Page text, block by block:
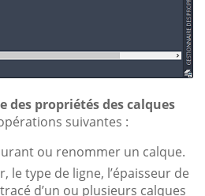
des propriétés des calques
suivantes :
ou renommer un calque.
le type de ligne, l’épaisseur de
d’un ou plusieurs calques